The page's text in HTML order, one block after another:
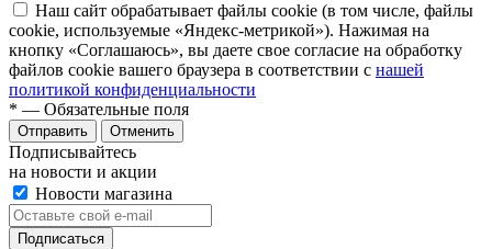
Наш сайт обрабатывает файлы cookie (в том числе, файлы
cookie, используемые «Яндекс-метрикой»). Нажимая на
кнопку «Соглашаюсь», вы даете свое согласие на обработку
файлов cookie вашего браузера в соответствии с нашей
политикой конфиденциальности
* — Обязательные поля
Отправить Отменить
Подписывайтесь
на новости и акции
Новости магазина